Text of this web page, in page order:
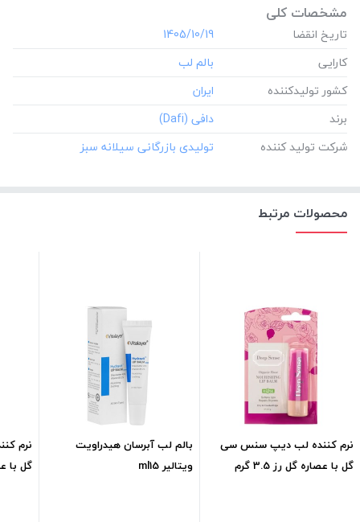
مشخصات کلی
تاریخ انقضا
‎1405/10/19
کارایی
کشور تولید‎کننده
برند
شرکت تولید کننده
محصولات مرتبط
نرم کننده لب دیپ سنس سی
گل با عصاره گل رز 3.5 گرم
بالم لب آبرسان هیدراویت
ویتالیر ml15
نرم
گل با